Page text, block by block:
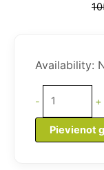
Availability:
-
uznirstošā
ātri
pārnēsājama
privātuma
+
Pievienot